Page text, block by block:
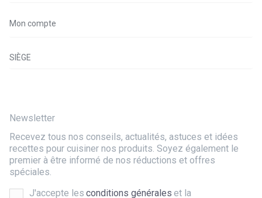
Mon compte
SIÈGE
Newsletter
Recevez tous nos conseils, actualités, astuces et idées
recettes pour cuisiner nos produits. Soyez également le
premier à être informé de nos réductions et offres
spéciales.
J'accepte les conditions générales et la